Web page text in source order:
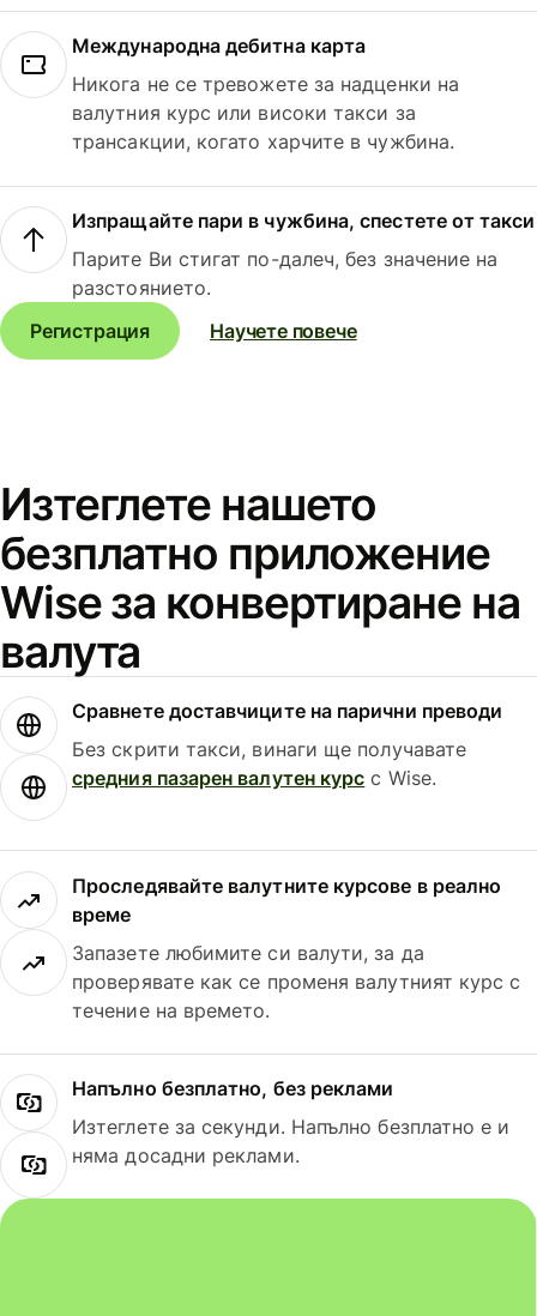
Международна дебитна карта
Никога не се тревожете за надценки на
валутния курс или високи такси за
трансакции, когато харчите в чужбина.
Изпращайте пари в чужбина, спестете от такси
Парите Ви стигат по-далеч, без значение на
разстоянието.
Регистрация
Научете повече
Изтеглете нашето
безплатно приложение
Wise за конвертиране на
валута
Сравнете доставчиците на парични преводи
Без скрити такси, винаги ще получавате
средния пазарен валутен курс с Wise.
Проследявайте валутните курсове в реално
време
Запазете любимите си валути, за да
проверявате как се променя валутният курс с
течение на времето.
Напълно безплатно, без реклами
Изтеглете за секунди. Напълно безплатно е и
няма досадни реклами.